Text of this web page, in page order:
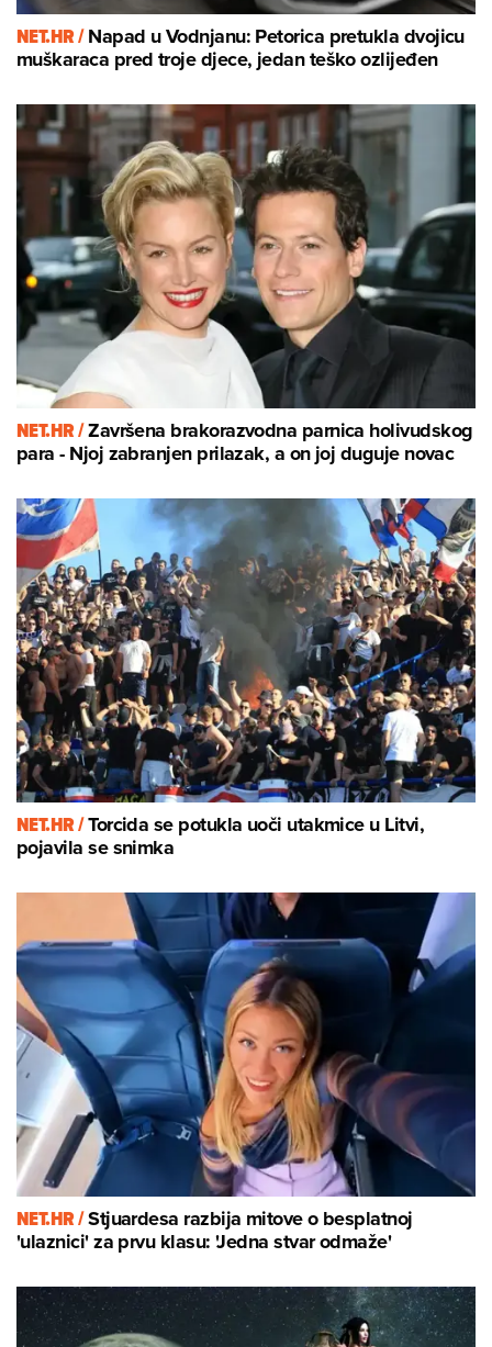
NET.HR /Napad u Vodnjanu: Petorica pretukla dvojicu
muškaraca pred troje djece, jedan teško ozlijeđen
NET.HR /Završena brakorazvodna parnica holivudskog
para - Njoj zabranjen prilazak, a on joj duguje novac
NET.HR /Torcida se potukla uoči utakmice u Litvi,
pojavila se snimka
NET.HR /Stjuardesa razbija mitove o besplatnoj
'ulaznici' za prvu klasu: 'Jedna stvar odmaže'